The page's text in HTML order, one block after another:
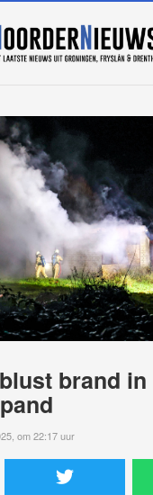
brand in
om 22:17 uur